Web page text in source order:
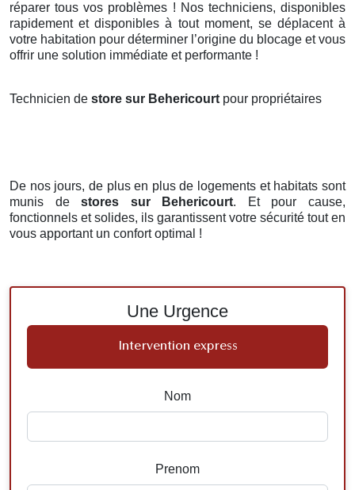
réparer tous vos problèmes ! Nos techniciens, disponibles
rapidement et disponibles à tout moment, se déplacent à
votre habitation pour déterminer l’origine du blocage et vous
offrir une solution immédiate et performante !
Technicien de store sur Behericourt pour propriétaires
De nos jours, de plus en plus de logements et habitats sont
munis destores sur Behericourt. Et pour cause,
fonctionnels et solides, ils garantissent votre sécurité tout en
vous apportant un confort optimal !
Une Urgence
Intervention express
Nom
Prenom